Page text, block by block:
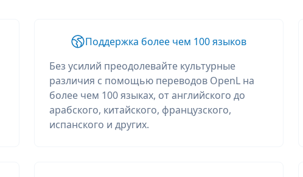
Поддержка более чем 100 языков
Без усилий преодолевайте культурные
различия с помощью переводов OpenL на
более чем 100 языках, от английского до
арабского, китайского, французского,
испанского и других.